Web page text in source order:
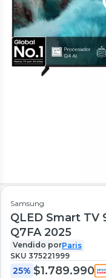
Samsung
QLED Smart TV
Q7FA 2025
Vendido porParis
SKU 375221999
25% $1.789.990